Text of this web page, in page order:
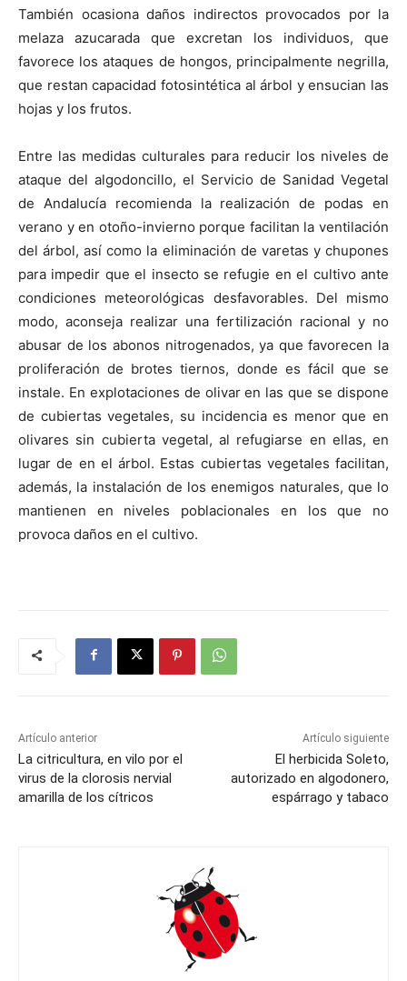
También ocasiona daños indirectos provocados por la
melaza azucarada que excretan los individuos, que
favorece los ataques de hongos, principalmente negrilla,
que restan capacidad fotosintética al árbol y ensucian las
hojas y los frutos.
Entre las medidas culturales para reducir los niveles de
ataque del algodoncillo, el Servicio de Sanidad Vegetal
de Andalucía recomienda la realización de podas en
verano y en otoño-invierno porque facilitan la ventilación
del árbol, así como la eliminación de varetas y chupones
para impedir que el insecto se refugie en el cultivo ante
condiciones meteorológicas desfavorables. Del mismo
modo, aconseja realizar una fertilización racional y no
abusar de los abonos nitrogenados, ya que favorecen la
proliferación de brotes tiernos, donde es fácil que se
instale. En explotaciones de olivar en las que se dispone
de cubiertas vegetales, su incidencia es menor que en
olivares sin cubierta vegetal, al refugiarse en ellas, en
lugar de en el árbol. Estas cubiertas vegetales facilitan,
además, la instalación de los enemigos naturales, que lo
mantienen en niveles poblacionales en los que no
provoca daños en el cultivo.
Artículo anterior
La citricultura, en vilo por el
virus de la clorosis nervial
amarilla de los cítricos
Artículo siguiente
El herbicida Soleto,
autorizado en algodonero,
espárrago y tabaco